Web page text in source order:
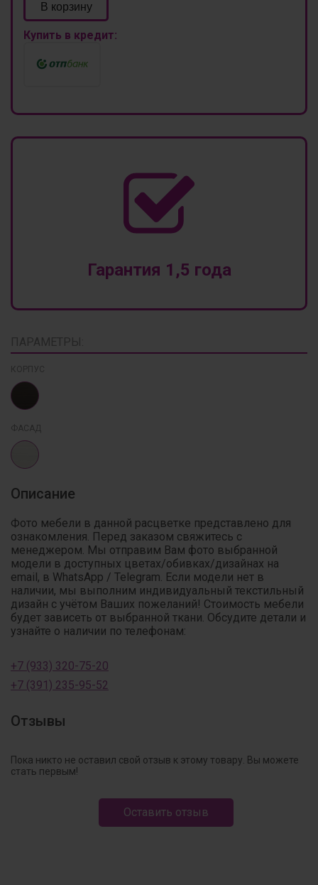
В корзину
Купить в кредит:
Гарантия 1,5 года
ПАРАМЕТРЫ:
КОРПУС
ФАСАД
Описание
Фото мебели в данной расцветке представлено для
ознакомления. Перед заказом свяжитесь с
менеджером. Мы отправим Вам фото выбранной
модели в доступных цветах/обивках/дизайнах на
email, в WhatsApp / Telegram. Если модели нет в
наличии, мы выполним индивидуальный текстильный
дизайн с учётом Ваших пожеланий! Стоимость мебели
будет зависеть от выбранной ткани. Обсудите детали и
узнайте о наличии по телефонам:
+7 (933) 320-75-20
+7 (391) 235-95-52
Отзывы
Пока никто не оставил свой отзыв к этому товару. Вы можете
стать первым!
Оставить отзыв